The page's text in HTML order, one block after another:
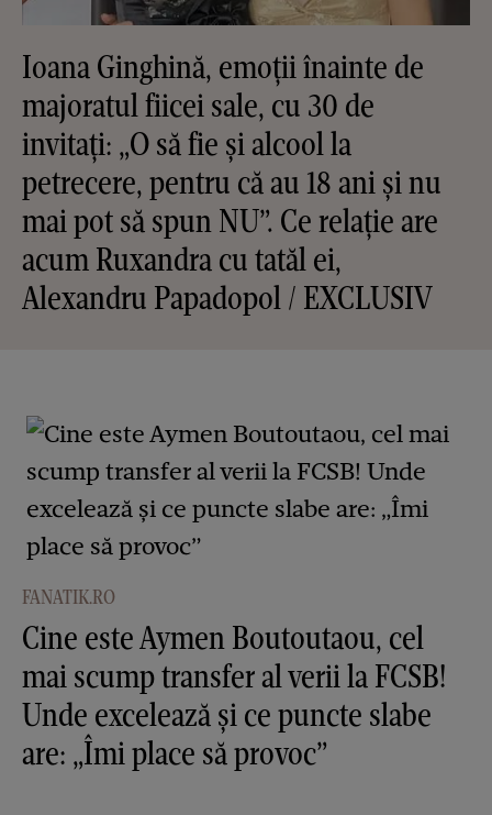
Ioana Ginghină, emoții înainte de
majoratul fiicei sale, cu 30 de
invitați: „O să fie și alcool la
petrecere, pentru că au 18 ani și nu
mai pot să spun NU”. Ce relație are
acum Ruxandra cu tatăl ei,
Alexandru Papadopol / EXCLUSIV
FANATIK.RO
Cine este Aymen Boutoutaou, cel
mai scump transfer al verii la FCSB!
Unde excelează și ce puncte slabe
are: „Îmi place să provoc”